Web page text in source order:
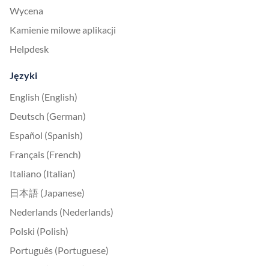
Wycena
Kamienie milowe aplikacji
Helpdesk
Języki
English (English)
Deutsch (German)
Español (Spanish)
Français (French)
Italiano (Italian)
日本語 (Japanese)
Nederlands (Nederlands)
Polski (Polish)
Português (Portuguese)